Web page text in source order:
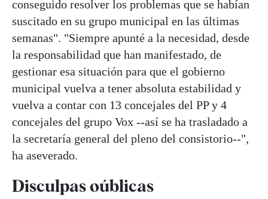
conseguido resolver los problemas que se habían
suscitado en su grupo municipal en las últimas
semanas". "Siempre apunté a la necesidad, desde
la responsabilidad que han manifestado, de
gestionar esa situación para que el gobierno
municipal vuelva a tener absoluta estabilidad y
vuelva a contar con 13 concejales del PP y 4
concejales del grupo Vox --así se ha trasladado a
la secretaría general del pleno del consistorio--",
ha aseverado.
Disculpas oúblicas